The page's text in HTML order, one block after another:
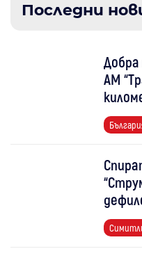
Последни
Добра
АМ